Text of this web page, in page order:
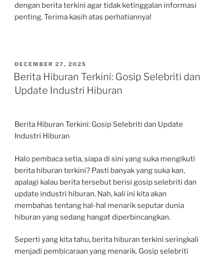
dengan berita terkini agar tidak ketinggalan informasi
penting. Terima kasih atas perhatiannya!
POSTED
ON
DECEMBER 27, 2025
Berita Hiburan Terkini: Gosip Selebriti dan
Update Industri Hiburan
Berita Hiburan Terkini: Gosip Selebriti dan Update
Industri Hiburan
Halo pembaca setia, siapa di sini yang suka mengikuti
berita hiburan terkini? Pasti banyak yang suka kan,
apalagi kalau berita tersebut berisi gosip selebriti dan
update industri hiburan. Nah, kali ini kita akan
membahas tentang hal-hal menarik seputar dunia
hiburan yang sedang hangat diperbincangkan.
Seperti yang kita tahu, berita hiburan terkini seringkali
menjadi pembicaraan yang menarik. Gosip selebriti